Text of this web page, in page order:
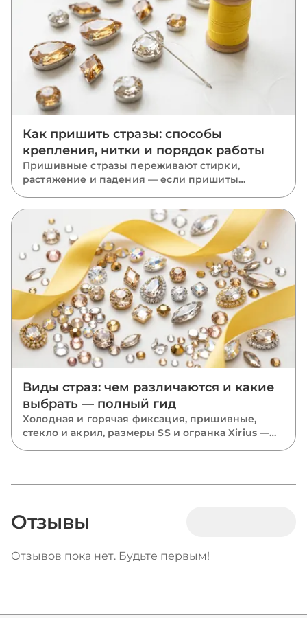
Как пришить стразы: способы
крепления, нитки и порядок работы
Пришивные стразы переживают стирки,
растяжение и падения — если пришиты
вести стежки через отверстия, чем отличается
крепление капли, риволи и ромба и какие
ошибки роняют камни.
Виды страз: чем различаются и какие
выбрать — полный гид
Холодная и горячая фиксация, пришивные,
стекло и акрил, размеры SS и огранка Xirius —
Отзывы
Отзывов пока нет. Будьте первым!